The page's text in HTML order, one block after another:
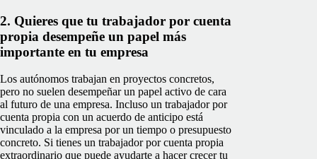
2. Quieres que tu trabajador por cuenta
propia desempeñe un papel más
importante en tu empresa
Los autónomos trabajan en proyectos concretos,
pero no suelen desempeñar un papel activo de cara
al futuro de una empresa. Incluso un trabajador por
cuenta propia con un acuerdo de anticipo está
vinculado a la empresa por un tiempo o presupuesto
concreto. Si tienes un trabajador por cuenta propia
extraordinario que puede ayudarte a hacer crecer tu